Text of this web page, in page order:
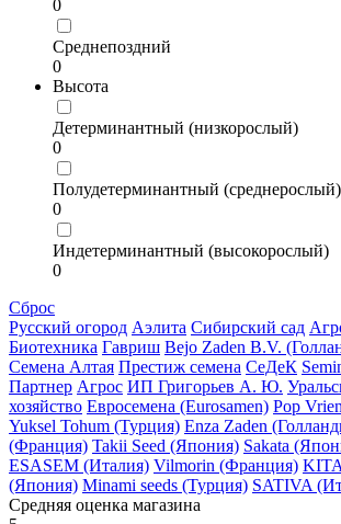
0
Среднепоздний
0
Высота
Детерминантный (низкорослый)
0
Полудетерминантный (среднерослый)
0
Индетерминантный (высокорослый)
0
Сброс
Русский огород Аэлита Сибирский сад
Биотехника Гавриш Bejo Zaden B.V.
Семена Алтая Престиж семена СеДеК
Партнер Агрос ИП Григорьев А. Ю.
хозяйство Евросемена (Eurosamen) Pop
Yuksel Tohum (Турция) Enza Zaden
(Франция) Takii Seed (Япония) Sakata
ESASEM (Италия) Vilmorin (Франция)
(Япония) Minami seeds (Турция) SATIVA
Средняя оценка магазина